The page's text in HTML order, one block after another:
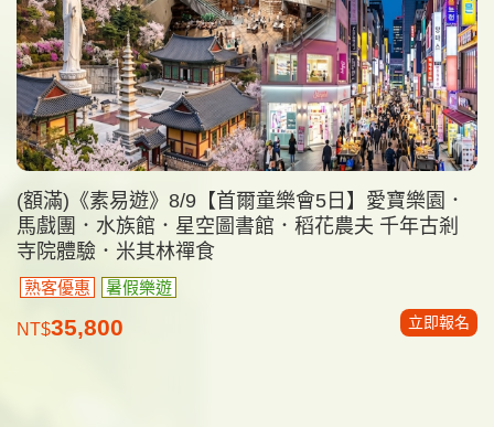
(額滿)《素易遊》8/9【首爾童樂會5日】愛寶樂園．
馬戲團．水族館．星空圖書館．稻花農夫 千年古剎
寺院體驗．米其林禪食
熟客優惠 暑假樂遊
NT$35,800 立即報名